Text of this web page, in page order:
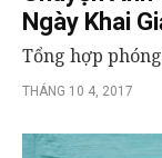
Ngày Khai
Tổng hợp
THÁNG 10 4, 2017